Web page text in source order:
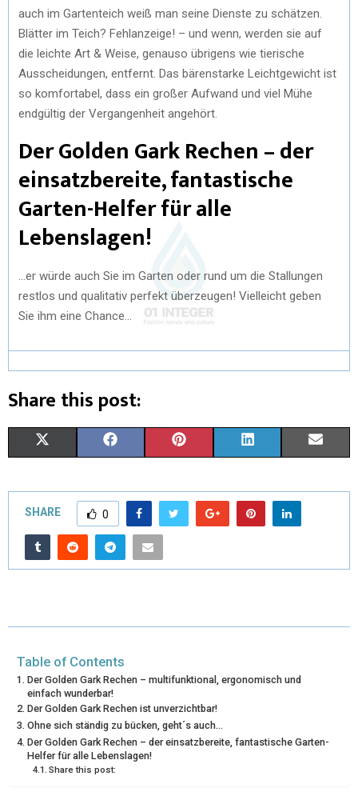
auch im Gartenteich weiß man seine Dienste zu schätzen.
Blätter im Teich? Fehlanzeige! – und wenn, werden sie auf
die leichte Art & Weise, genauso übrigens wie tierische
Ausscheidungen, entfernt. Das bärenstarke Leichtgewicht ist
so komfortabel, dass ein großer Aufwand und viel Mühe
endgültig der Vergangenheit angehört.
Der Golden Gark Rechen – der
einsatzbereite, fantastische
Garten-Helfer für alle
Lebenslagen!
…er würde auch Sie im Garten oder rund um die Stallungen
restlos und qualitativ perfekt überzeugen! Vielleicht geben
Sie ihm eine Chance…
Share this post:
I
R
)
C
E
B
N
T
N
K
SHARE 0
Table of Contents
Der Golden Gark Rechen – multifunktional, ergonomisch und
einfach wunderbar!
Der Golden Gark Rechen ist unverzichtbar!
Ohne sich ständig zu bücken, geht´s auch…
Der Golden Gark Rechen – der einsatzbereite, fantastische Garten-
Helfer für alle Lebenslagen!
Share this post: